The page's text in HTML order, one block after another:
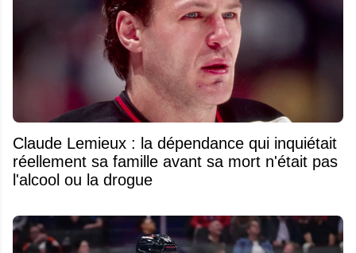
Claude Lemieux : la dépendance qui inquiétait
réellement sa famille avant sa mort n'était pas
l'alcool ou la drogue